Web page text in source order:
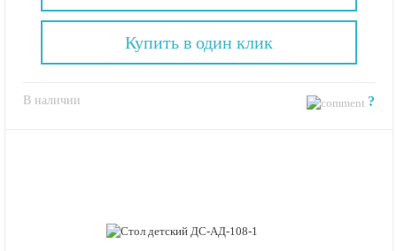
В наличии ?
Купить в один клик